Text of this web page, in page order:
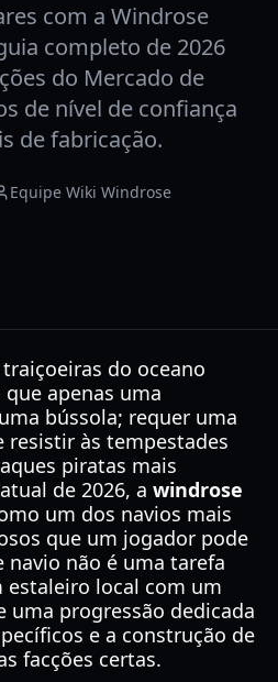
com a Windrose
completo de 2026
do Mercado de
de nível de confiança
de fabricação.
Equipe Wiki Windrose
do oceano
apenas uma
bússola; requer uma
resistir às tempestades
piratas mais
de 2026, a windrose
um dos navios mais
que um jogador pode
navio não é uma tarefa
local com um
uma progressão dedicada
e a construção de
facções certas.